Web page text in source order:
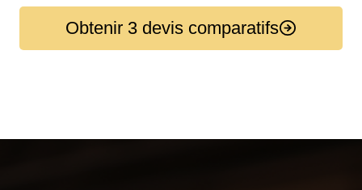
Obtenir 3 devis comparatifs